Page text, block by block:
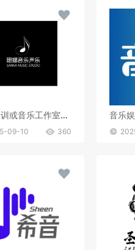
音乐培训或音乐工作室行业
09-10 360
音乐